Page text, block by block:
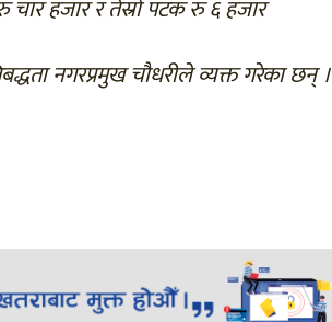
चार हजार र तेस्रो पटक रु ६ हजार
नगरप्रमुख चौधरीले व्यक्त गरेका छन् ।